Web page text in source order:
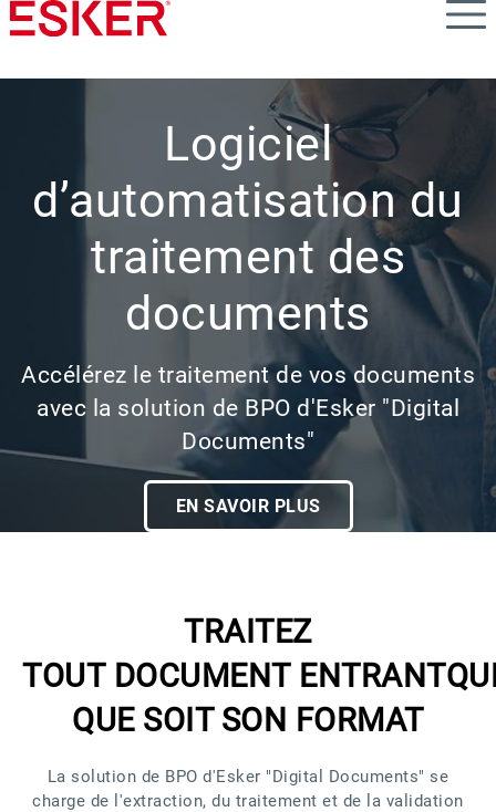
Skip
to
content
Logiciel
d’automatisation du
traitement des
documents
Accélérez le traitement de vos documents
avec la solution de BPO d'Esker "Digital
Documents"
EN SAVOIR PLUS
TRAITEZ
TOUT DOCUMENT ENTRANT
QUE SOIT SON FORMAT
La solution de BPO d'Esker "Digital Documents" se
charge de l'extraction, du traitement et de la validation